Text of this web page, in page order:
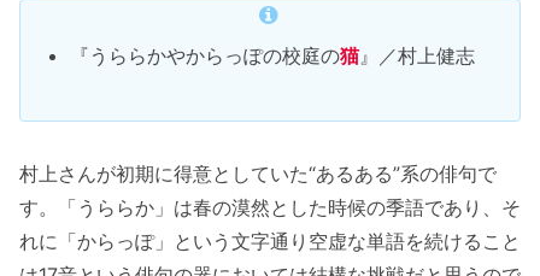
『うららかやからっぽの校庭の猫』／村上健志
村上さんが初期に得意としていた“あるある”系の俳句で
す。「うららか」は春の漠然とした時候の季語であり、そ
れに「からっぽ」という文字通り空虚な単語を続けること